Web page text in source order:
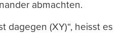
abmachten.
dagegen (XY)“, heisst es